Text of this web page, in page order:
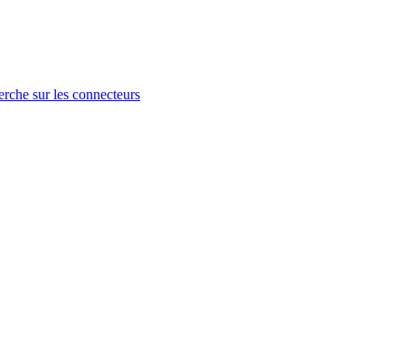
sur les connecteurs